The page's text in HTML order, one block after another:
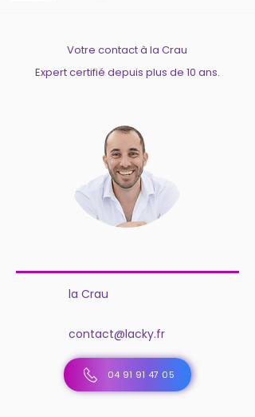
Votre contact à la Crau
Expert certifié depuis plus de 10 ans.
la Crau
contact@lacky.fr
04 91 91 47 05